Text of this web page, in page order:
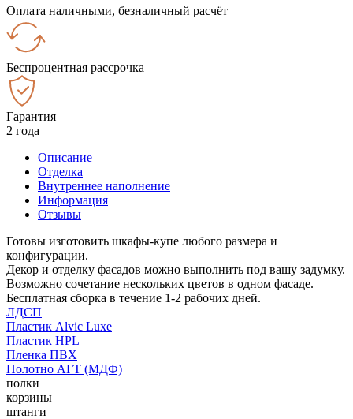
Оплата наличными, безналичный расчёт
Беспроцентная рассрочка
Гарантия
2 года
Описание
Отделка
Внутреннее наполнение
Информация
Отзывы
Готовы изготовить шкафы-купе любого размера и
конфигурации.
Декор и отделку фасадов можно выполнить под вашу задумку.
Возможно сочетание нескольких цветов в одном фасаде.
Бесплатная сборка в течение 1-2 рабочих дней.
ЛДСП
Пластик Alvic Luxe
Пластик HPL
Пленка ПВХ
Полотно АГТ (МДФ)
полки
корзины
штанги